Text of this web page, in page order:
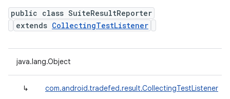
public class SuiteResultReporter
extends CollectingTestListener
java.lang.Object
↳ com.android.tradefed.result.CollectingTestListener